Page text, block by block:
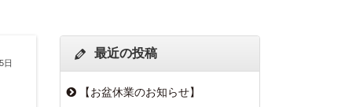
日
最近の投稿
【お盆休業のお知らせ】